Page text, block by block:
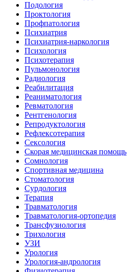
Подология
Проктология
Профпатология
Психиатрия
Психиатрия-наркология
Психология
Психотерапия
Пульмонология
Радиология
Реабилитация
Реаниматология
Ревматология
Рентгенология
Репродуктология
Рефлексотерапия
Сексология
Скорая медицинская помощь
Сомнология
Спортивная медицина
Стоматология
Сурдология
Терапия
Травматология
Травматология-ортопедия
Трансфузиология
Трихология
УЗИ
Урология
Урология-андрология